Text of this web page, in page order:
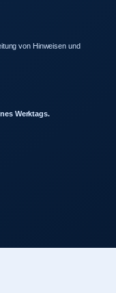
von Hinweisen und
Werktags.